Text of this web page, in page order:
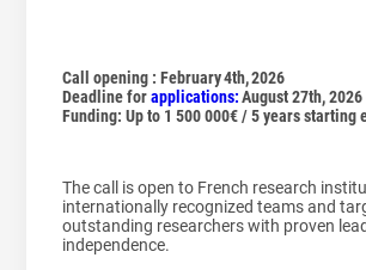
Call opening : February 4th, 2026
Deadline forapplications:August 27th,
Funding: Up to 1 500 000€ / 5 years starting
The call is open to French research
internationally recognized teams and
outstanding researchers with proven
independence.